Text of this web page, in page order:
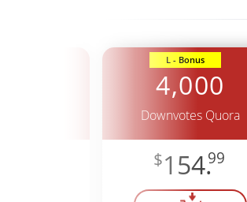
L - Bonus
4,000
Downvotes Quora
$154.99